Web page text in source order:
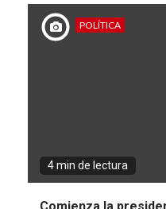
POLÍTICA
4 min de lectura